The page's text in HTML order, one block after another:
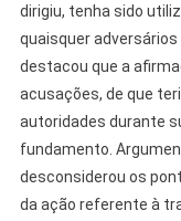
dirigiu, tenha sido
quaisquer
destacou que a
acusações, de que
autoridades durante
fundamento.
desconsiderou os
da ação referente à